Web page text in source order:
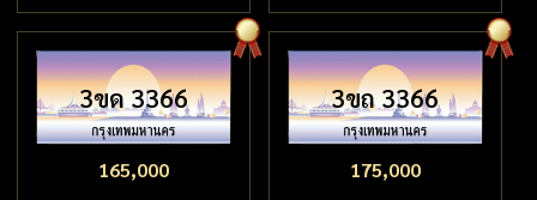
3ขด 3366
165,000
3ขถ 3366
175,000